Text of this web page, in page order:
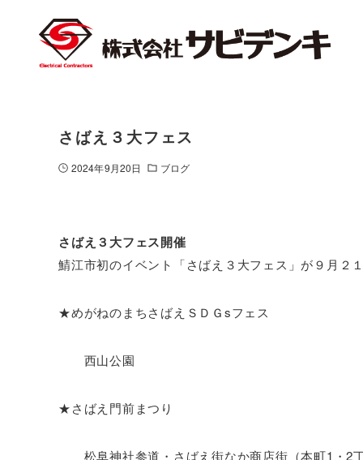
さばえ３大フェス
2024年9月20日 ブログ
さばえ３大フェス開催
鯖江市初のイベント「さばえ３大フェス」が９月２
★めがねのまちさばえＳＤＧsフェス
西山公園
★さばえ門前まつり
松阜神社参道・さばえ街なか商店街（本町1・2丁